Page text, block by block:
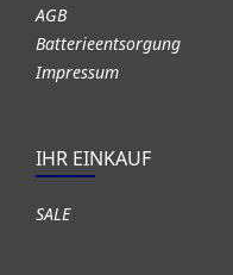
AGB
Batterieentsorgung
Impressum
IHR EINKAUF
SALE